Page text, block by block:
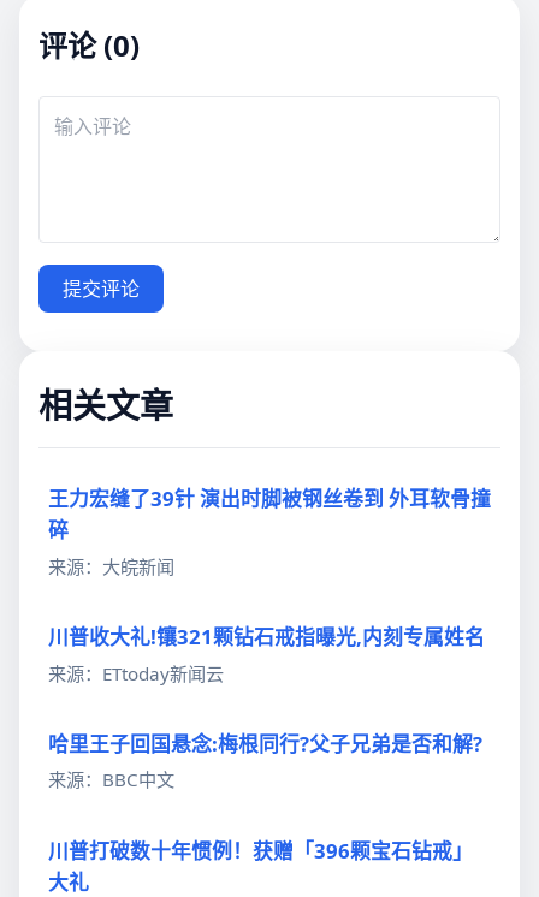
评论 (0)
提交评论
相关文章
王力宏缝了39针 演出时脚被钢丝卷到 外耳软骨撞
碎
来源：大皖新闻
川普收大礼!镶321颗钻石戒指曝光,内刻专属姓名
来源：ETtoday新闻云
哈里王子回国悬念:梅根同行?父子兄弟是否和解?
来源：BBC中文
川普打破数十年惯例！获赠「396颗宝石钻戒」
大礼